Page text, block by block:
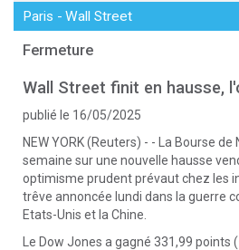
Paris - Wall Street
Fermeture
Wall Street finit en hausse,
publié le 16/05/2025
NEW YORK (Reuters) - - La Bourse
semaine sur une nouvelle hausse
optimisme prudent prévaut chez les
trêve annoncée lundi dans la guerre
Etats-Unis et la Chine.
Le Dow Jones a gagné 331,99 points